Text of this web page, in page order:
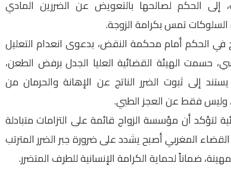
إلى الحكم لصالحها بالتعويض عن الضررين المادي
تمس بكرامة الزوجة.
الحكم أمام محكمة النقض، بدعوى انعدام التعليل
حسمت الهيئة القضائية العليا الجدل برفض الطعن،
إلى ثبوت الضرر الناتج عن الإهانة والحرمان من
وليس فقط عن العجز الطبي.
لتؤكد أن مؤسسة الزواج قائمة على التزامات متبادلة
القضاء المغربي أصبح يشدد على ضرورة جبر الضرر المترتب
ضماناً لحماية الكرامة الإنسانية للطرف المتضرر.